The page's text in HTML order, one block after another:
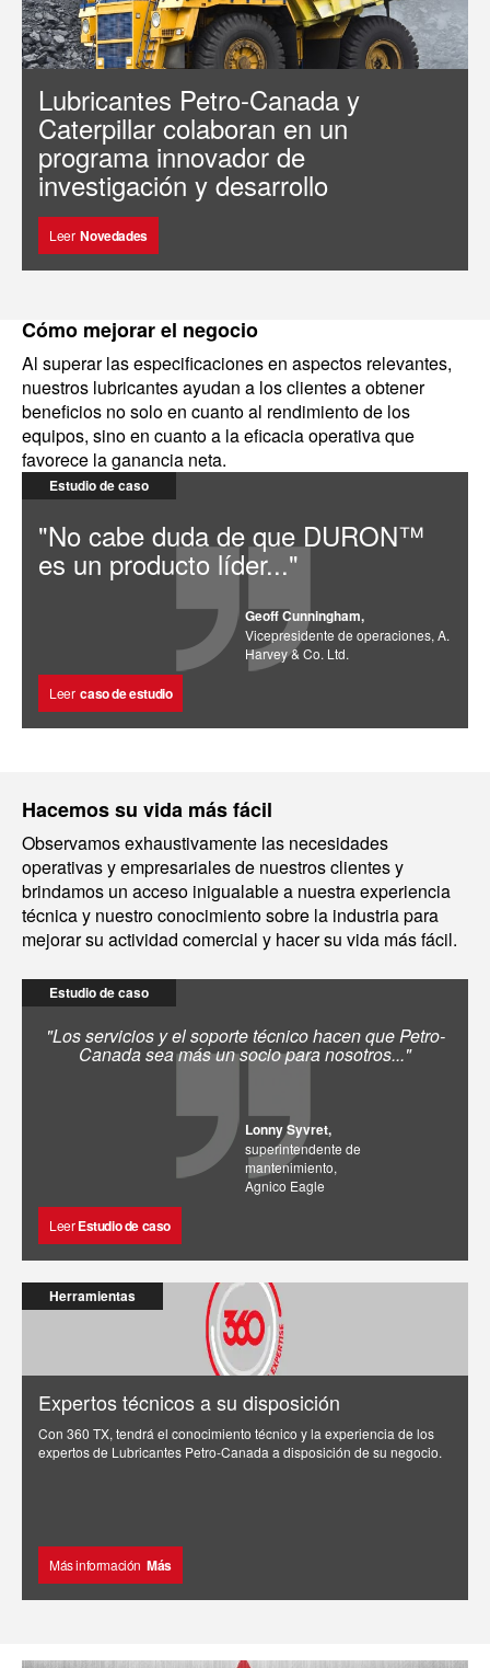
Lubricantes Petro-Canada y
Caterpillar colaboran en un
programa innovador de
investigación y desarrollo
Leer Novedades
Cómo mejorar el negocio
Al superar las especificaciones en aspectos relevantes,
nuestros lubricantes ayudan a los clientes a obtener
beneficios no solo en cuanto al rendimiento de los
equipos, sino en cuanto a la eficacia operativa que
favorece la ganancia neta.
Estudio de caso
"No cabe duda de que DURON™
es un producto líder..."
Geoff Cunningham,
Vicepresidente de operaciones, A.
Harvey & Co. Ltd.
Leer caso de estudio
Hacemos su vida más fácil
Observamos exhaustivamente las necesidades
operativas y empresariales de nuestros clientes y
brindamos un acceso inigualable a nuestra experiencia
técnica y nuestro conocimiento sobre la industria para
mejorar su actividad comercial y hacer su vida más fácil.
Estudio de caso
"Los servicios y el soporte técnico hacen que Petro-
Canada sea más un socio para nosotros..."
Lonny Syvret,
superintendente de
mantenimiento,
Agnico Eagle
Leer Estudio de caso
Herramientas
Expertos técnicos a su disposición
Con 360 TX, tendrá el conocimiento técnico y la experiencia de los
expertos de Lubricantes Petro-Canada a disposición de su negocio.
Más información Más